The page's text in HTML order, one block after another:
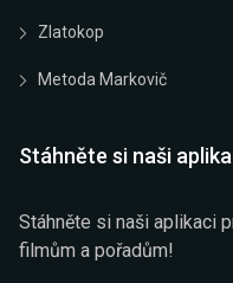
Zlatokop
Metoda Markovič
Stáhněte si naši
Stáhněte si naši aplikaci
filmům a pořadům!